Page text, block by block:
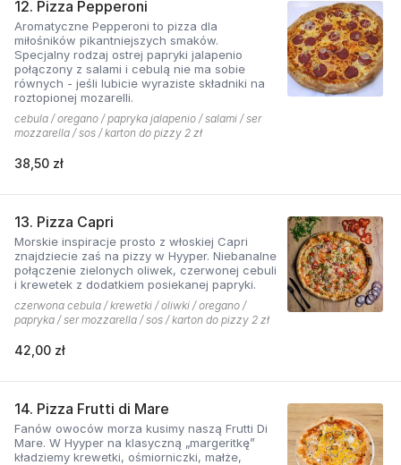
12. Pizza Pepperoni
Aromatyczne Pepperoni to pizza dla
miłośników pikantniejszych smaków.
Specjalny rodzaj ostrej papryki jalapenio
połączony z salami i cebulą nie ma sobie
równych - jeśli lubicie wyraziste składniki na
roztopionej mozarelli.
cebula / oregano / papryka jalapenio / salami / ser
mozzarella / sos / karton do pizzy 2 zł
38,50 zł
13. Pizza Capri
Morskie inspiracje prosto z włoskiej Capri
znajdziecie zaś na pizzy w Hyyper. Niebanalne
połączenie zielonych oliwek, czerwonej cebuli
i krewetek z dodatkiem posiekanej papryki.
czerwona cebula / krewetki / oliwki / oregano /
papryka / ser mozzarella / sos / karton do pizzy 2 zł
42,00 zł
14. Pizza Frutti di Mare
Fanów owoców morza kusimy naszą Frutti Di
Mare. W Hyyper na klasyczną „margeritkę”
kładziemy krewetki, ośmiorniczki, małże,